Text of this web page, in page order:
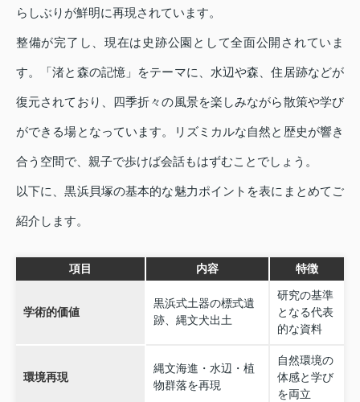
らしぶりが鮮明に再現されています。
整備が完了し、現在は史跡公園として全面公開されていま
す。「渚と森の記憶」をテーマに、水辺や森、住居跡などが
復元されており、四季折々の風景を楽しみながら散策や学び
ができる場となっています。リズミカルな自然と歴史が響き
合う空間で、親子で歩けば会話もはずむことでしょう。
以下に、黒浜貝塚の基本的な魅力ポイントを表にまとめてご
紹介します。
項目 内容 特徴
学術的価値
黒浜式土器の標式遺
跡、縄文犬出土
研究の基準
となる代表
的な資料
環境再現
縄文海進・水辺・植
物群落を再現
自然環境の
体感と学び
を両立